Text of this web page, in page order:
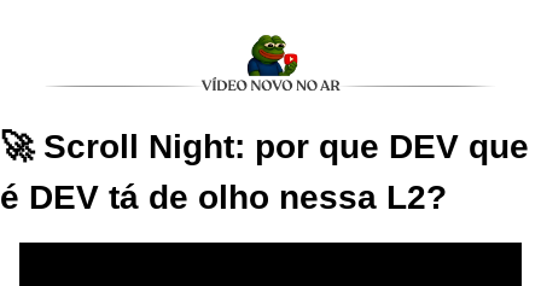
🚀 Scroll Night: por que DEV que
é DEV tá de olho nessa L2?